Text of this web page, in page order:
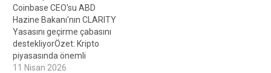
CEO'nun Coinbase'in
önemli bir komite
oylamasından önce kripto
tasarısını "yazıldığı gibi"
destekleyemeyeceğini
söylemesinden yaklaşık
Coinbase CEO'su ABD
Hazine Bakanı'nın CLARITY
Yasasını geçirme çabasını
destekliyorÖzet: Kripto
piyasasında önemli
gelişmeler yaşanıyor.Kripto
11 Nisan 2026